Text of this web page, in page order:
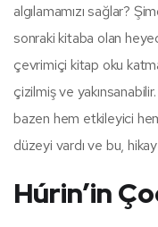
algılamamızı sağlar?
sonraki kitaba olan
çevrimiçi kitap oku
çizilmiş ve
bazen hem etkileyici
düzeyi vardı ve bu,
Húrin’in